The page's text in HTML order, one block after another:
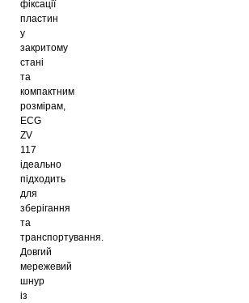
фіксації
пластин
у
закритому
стані
та
компактним
розмірам,
ECG
ZV
117
ідеально
підходить
для
зберігання
та
транспортування.
Довгий
мережевий
шнур
із